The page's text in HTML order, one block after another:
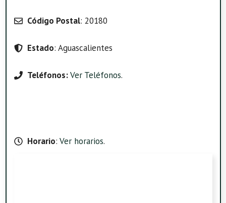
Código Postal: 20180
Estado: Aguascalientes
Teléfonos:Ver Teléfonos.
Horario: Ver horarios.